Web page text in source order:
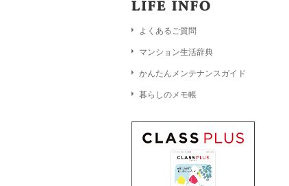
よくあるご質問
マンション生活辞典
かんたんメンテナンスガイド
暮らしのメモ帳